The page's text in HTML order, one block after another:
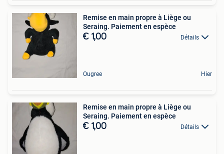
Remise en main propre à Liège ou
Seraing. Paiement en espèce
€ 1,00 Détails
Ougree Hier
Remise en main propre à Liège ou
Seraing. Paiement en espèce
€ 1,00 Détails